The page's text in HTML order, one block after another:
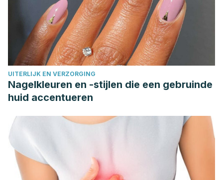
StatPearls.https://www.ncbi.nlm.nih.gov/books/NBK459173/
UITERLIJK EN VERZORGING
Nagelkleuren en -stijlen die een gebruinde
huid accentueren